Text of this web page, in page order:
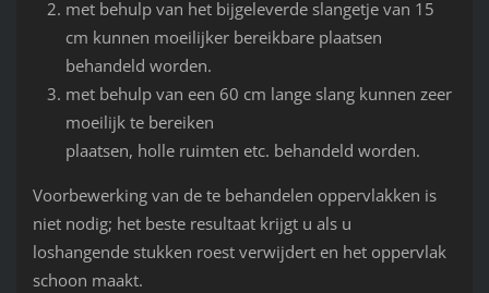
met behulp van het bijgeleverde slangetje van 15
cm kunnen moeilijker bereikbare plaatsen
behandeld worden.
met behulp van een 60 cm lange slang kunnen zeer
moeilijk te bereiken
plaatsen, holle ruimten etc. behandeld worden.
Voorbewerking van de te behandelen oppervlakken is
niet nodig; het beste resultaat krijgt u als u
loshangende stukken roest verwijdert en het oppervlak
schoon maakt.